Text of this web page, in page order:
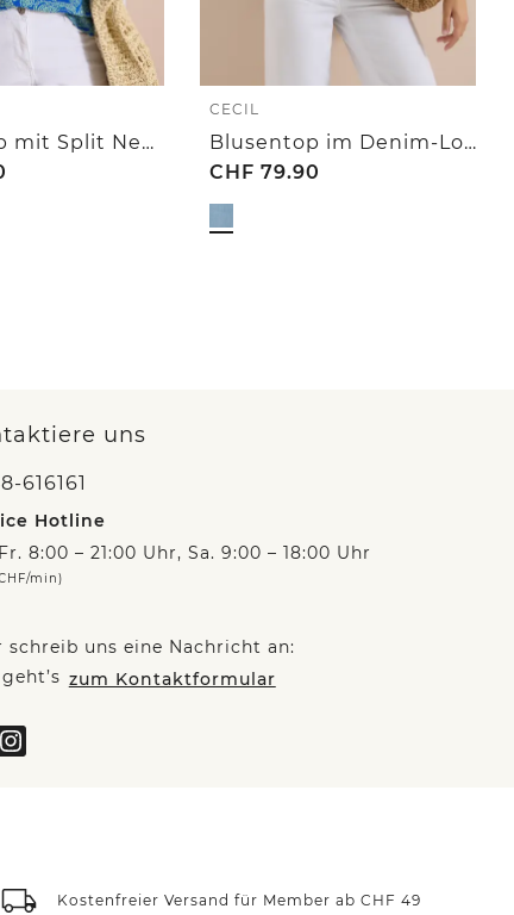
Blusentop mit Split Neck und Print
CECIL
Blusentop im Denim-Look mit V-Neck
CHF 79.90
uns
616161
Hotline
8:00 – 21:00 Uhr, Sa. 9:00 – 18:00 Uhr
min)
schreib uns eine Nachricht an:
zum Kontaktformular
Kostenfreier Versand für Member ab CHF 49